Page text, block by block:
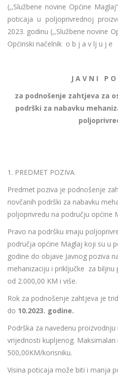
(,,Službene novine Općine
poticaja u poljoprivrednoj
2023. godinu (,,Službene novine
Općinski načelnik o b j a v lj u j e
J A V N I P O
za podnošenje zahtjeva za
podrški za nabavku
1. PREDMET POZIVA
Predmet poziva je podnošenje
novčanih podrški za nabavku
poljoprivredu na području općine
Pravo na podršku imaju
područja općine Maglaj koji su u
godine do objave Javnog poziva
mehanizaciju i priključke za
od 2.000,00 KM i više.
Rok za podnošenje zahtjeva je
do 10.2023. godine.
Podrška za navedenu
vrijednosti kupljenog. Maksimalan
500,00KM/korisniku.
Visina poticaja može biti i manja